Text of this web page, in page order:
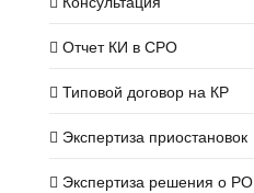
Отчет КИ в СРО
Типовой договор на КР
Экспертиза приостановок
Экспертиза решения о РО